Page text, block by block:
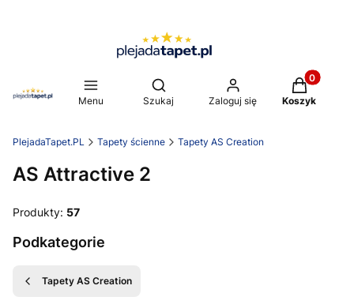
Menu
Otwórz wyszukiwarkę
Szukaj Zaloguj się
Produkty
Koszyk
PlejadaTapet.PL Tapety ścienne Tapety AS Creation
AS Attractive 2
Produkty: 57
Podkategorie
Tapety AS Creation